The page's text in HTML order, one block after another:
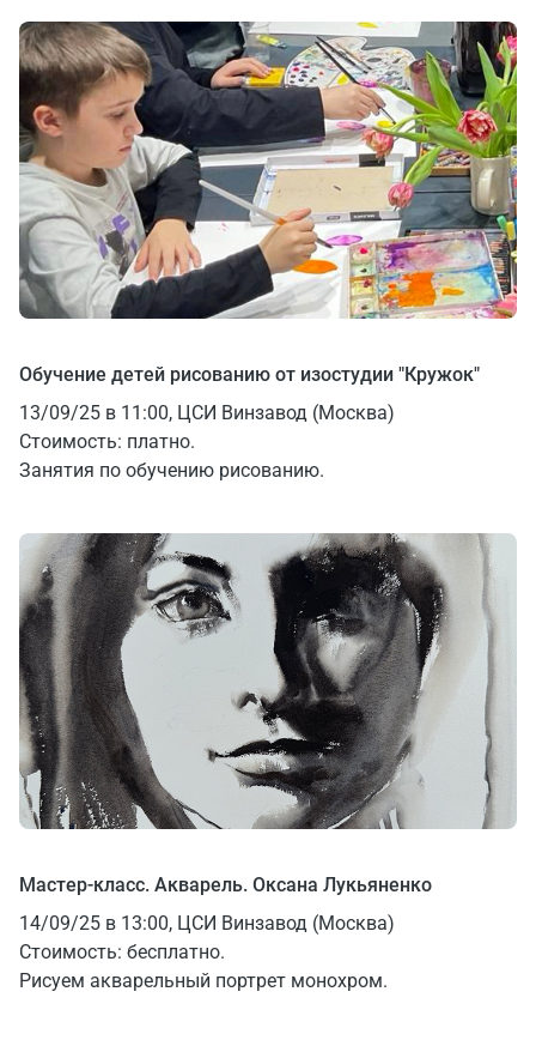
Обучение детей рисованию от изостудии "Кружок"
13/09/25 в 11:00, ЦСИ Винзавод (Москва)
Стоимость: платно.
Занятия по обучению рисованию.
Мастер-класс. Акварель. Оксана Лукьяненко
14/09/25 в 13:00, ЦСИ Винзавод (Москва)
Стоимость: бесплатно.
Рисуем акварельный портрет монохром.